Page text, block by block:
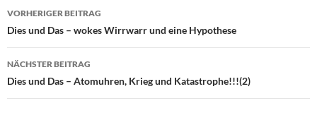
Beitragsnavigation
VORHERIGER BEITRAG
Dies und Das – wokes Wirrwarr und eine Hypothese
NÄCHSTER BEITRAG
Dies und Das – Atomuhren, Krieg und Katastrophe!!!(2)